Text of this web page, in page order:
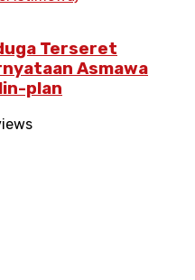
Terseret
Asmawa
plan